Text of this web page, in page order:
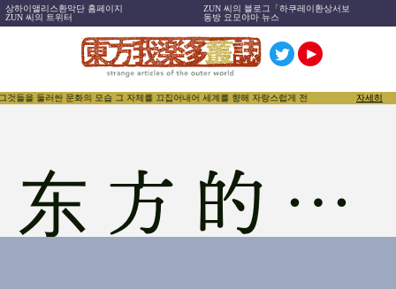
상하이앨리스환악단 홈페이지
ZUN 씨의 블로그「하쿠레이환상서보
ZUN 씨의 트위터
동방 요모야마 뉴스
을 둘러싼 문화의 모습 그 자체를 끄집어내어 세계를 향해 자랑스럽게 전함으로써, 동방자세히
东方的玩法